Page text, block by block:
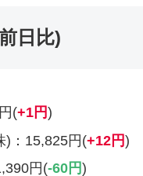
日比)
(+1円)
)：15,825円(+12円)
円(-60円)